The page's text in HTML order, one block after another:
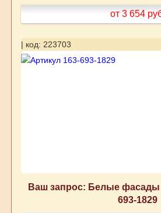
от 3 654
| код: 223703
Ваш запрос: Белые фасады
693-1829